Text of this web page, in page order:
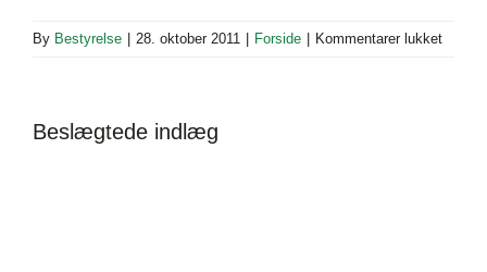
By Bestyrelse 28. oktober 2011 Forside Kommentarer lukkettil
Beslægtede indlæg